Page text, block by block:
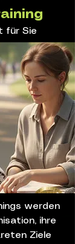
für Sie
werden
ihre
Ziele